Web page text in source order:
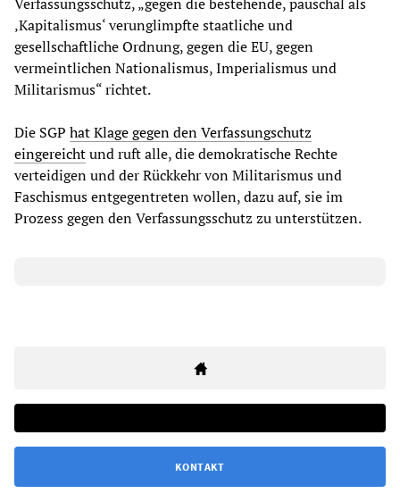
‚Kapitalismus‘ verunglimpfte staatliche und
gesellschaftliche Ordnung, gegen die EU, gegen
vermeintlichen Nationalismus, Imperialismus und
Militarismus“ richtet.
Die SGP hat Klage gegen den Verfassungschutz
eingereichtund ruft alle, die demokratische Rechte
verteidigen und der Rückkehr von Militarismus und
Faschismus entgegentreten wollen, dazu auf, sie im
Prozess gegen den Verfassungsschutz zu unterstützen.
KONTAKT